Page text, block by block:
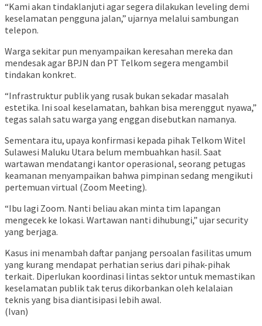
“Kami akan tindaklanjuti agar segera dilakukan leveling demi
keselamatan pengguna jalan,” ujarnya melalui sambungan
telepon.
Warga sekitar pun menyampaikan keresahan mereka dan
mendesak agar BPJN dan PT Telkom segera mengambil
tindakan konkret.
“Infrastruktur publik yang rusak bukan sekadar masalah
estetika. Ini soal keselamatan, bahkan bisa merenggut nyawa,”
tegas salah satu warga yang enggan disebutkan namanya.
Sementara itu, upaya konfirmasi kepada pihak Telkom Witel
Sulawesi Maluku Utara belum membuahkan hasil. Saat
wartawan mendatangi kantor operasional, seorang petugas
keamanan menyampaikan bahwa pimpinan sedang mengikuti
pertemuan virtual (Zoom Meeting).
“Ibu lagi Zoom. Nanti beliau akan minta tim lapangan
mengecek ke lokasi. Wartawan nanti dihubungi,” ujar security
yang berjaga.
Kasus ini menambah daftar panjang persoalan fasilitas umum
yang kurang mendapat perhatian serius dari pihak-pihak
terkait. Diperlukan koordinasi lintas sektor untuk memastikan
keselamatan publik tak terus dikorbankan oleh kelalaian
teknis yang bisa diantisipasi lebih awal.
(Ivan)